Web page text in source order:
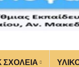
ΣΧΟΛΕΙΑ